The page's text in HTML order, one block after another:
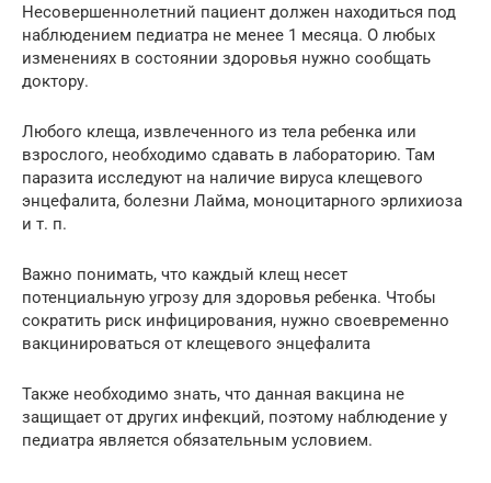
Несовершеннолетний пациент должен находиться под
наблюдением педиатра не менее 1 месяца. О любых
изменениях в состоянии здоровья нужно сообщать
доктору.
Любого клеща, извлеченного из тела ребенка или
взрослого, необходимо сдавать в лабораторию. Там
паразита исследуют на наличие вируса клещевого
энцефалита, болезни Лайма, моноцитарного эрлихиоза
и т. п.
Важно понимать, что каждый клещ несет
потенциальную угрозу для здоровья ребенка. Чтобы
сократить риск инфицирования, нужно своевременно
вакцинироваться от клещевого энцефалита
Также необходимо знать, что данная вакцина не
защищает от других инфекций, поэтому наблюдение у
педиатра является обязательным условием.